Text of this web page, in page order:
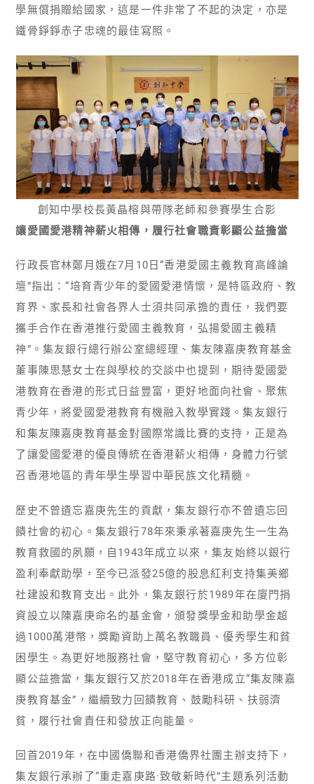
學無償捐贈給國家，這是一件非常了不起的決定，亦是
鐵骨錚錚赤子忠魂的最佳寫照。
創知中學校長黃晶榕與帶隊老師和參賽學生合影
讓愛國愛港精神薪火相傳，履行社會職責彰顯公益擔當
行政長官林鄭月娥在7月10日“香港愛國主義教育高峰論
壇”指出：“培育青少年的愛國愛港情懷，是特區政府、教
育界、家長和社會各界人士須共同承擔的責任，我們要
攜手合作在香港推行愛國主義教育，弘揚愛國主義精
神”。集友銀行總行辦公室總經理、集友陳嘉庚教育基金
董事陳思慧女士在與學校的交談中也提到，期待愛國愛
港教育在香港的形式日益豐富，更好地面向社會、聚焦
青少年，將愛國愛港教育有機融入教學實踐。集友銀行
和集友陳嘉庚教育基金對國際常識比賽的支持，正是為
了讓愛國愛港的優良傳統在香港薪火相傳，身體力行號
召香港地區的青年學生學習中華民族文化精髓。
歷史不曾遺忘嘉庚先生的貢獻，集友銀行亦不曾遺忘回
饋社會的初心。集友銀行78年來秉承著嘉庚先生一生為
教育救國的夙願，自1943年成立以來，集友始終以銀行
盈利奉獻助學，至今已派發25億的股息紅利支持集美鄉
社建設和教育支出。此外，集友銀行於1989年在廈門捐
資設立以陳嘉庚命名的基金會，頒發獎學金和助學金超
過1000萬港幣，獎勵資助上萬名教職員、優秀學生和貧
困學生。為更好地服務社會，堅守教育初心，多方位彰
顯公益擔當，集友銀行又於2018年在香港成立“集友陳嘉
庚教育基金”，繼續致力回饋教育、鼓勵科研、扶弱濟
貧，履行社會責任和發放正向能量。
回首2019年，在中國僑聯和香港僑界社團主辦支持下，
集友銀行承辦了“重走嘉庚路·致敬新時代”主題系列活動